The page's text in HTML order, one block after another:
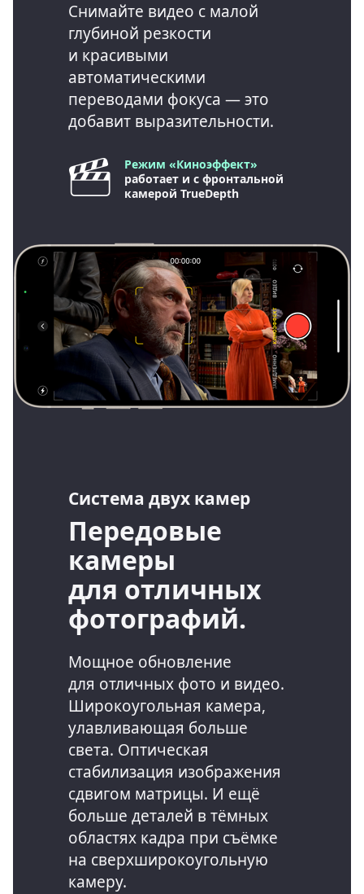
Снимайте видео с малой
глубиной резкости
и красивыми
автоматическими
переводами фокуса — это
добавит выразительности.
Режим «Киноэффект»
работает и с фронтальной
камерой TrueDepth
Система двух камер
Передовые
камеры
для отличных
фотографий.
Мощное обновление
для отличных фото и видео.
Широкоугольная камера,
улавливающая больше
света. Оптическая
стабилизация изображения
сдвигом матрицы. И ещё
больше деталей в тёмных
областях кадра при съёмке
на сверхширокоугольную
камеру.